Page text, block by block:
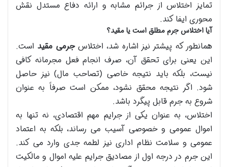
تمایز اختلاس از جرائم مشابه و ارائه دفاع مستدل نقش
محوری ایفا کند.
آیا اختلاس جرم مطلق است یا مقید؟
همانطور که پیشتر نیز اشاره شد، اختلاسجرمی مقید است.
این یعنی برای تحقق آن، صرف انجام فعل مجرمانه کافی
نیست، بلکه باید نتیجه خاصی (تصاحب مال) نیز حاصل
شود. اگر نتیجه محقق نشود، ممکن است صرفاً به عنوان
شروع به جرم قابل پیگرد باشد.
اختلاس، به عنوان یکی از جرایم مهم اقتصادی، نه تنها به
اموال عمومی و خصوصی آسیب می رساند، بلکه به اعتماد
عمومی و سلامت نظام اداری نیز لطمه جدی وارد می کند.
این جرم در درجه اول از مصادیق جرایم علیه اموال و مالکیت